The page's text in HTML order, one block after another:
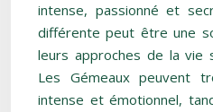
intense, passionné et
différente peut être une
leurs approches de la vie
Les Gémeaux peuvent
intense et émotionnel,